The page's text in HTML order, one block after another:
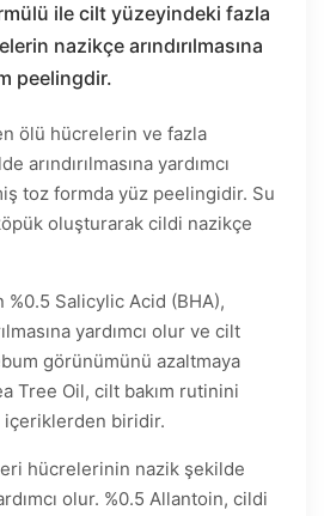
ile cilt yüzeyindeki fazla
nazikçe arındırılmasına
peelingdir.
ölü hücrelerin ve fazla
arındırılmasına yardımcı
toz formda yüz peelingidir. Su
oluşturarak cildi nazikçe
Salicylic Acid (BHA),
yardımcı olur ve cilt
görünümünü azaltmaya
Tree Oil, cilt bakım rutinini
biridir.
hücrelerinin nazik şekilde
olur. %0.5 Allantoin, cildi